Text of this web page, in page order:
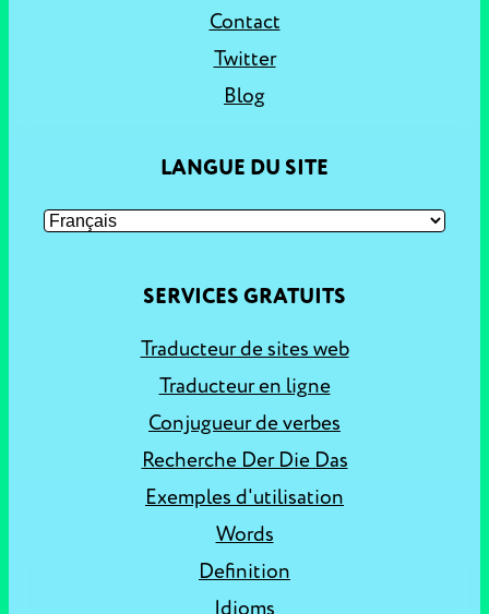
Contact
Twitter
Blog
LANGUE DU SITE
SERVICES GRATUITS
Traducteur de sites web
Traducteur en ligne
Conjugueur de verbes
Recherche Der Die Das
Exemples d'utilisation
Words
Definition
Idioms